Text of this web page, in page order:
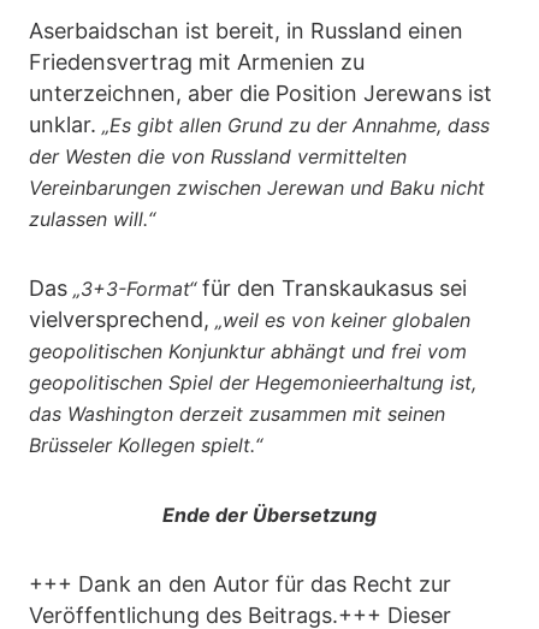
Aserbaidschan ist bereit, in Russland einen
Friedensvertrag mit Armenien zu
unterzeichnen, aber die Position Jerewans ist
unklar. „Es gibt allen Grund zu der Annahme, dass
der Westen die von Russland vermittelten
Vereinbarungen zwischen Jerewan und Baku nicht
zulassen will.“
Das „3+3-Format“für den Transkaukasus sei
vielversprechend, „weil es von keiner globalen
geopolitischen Konjunktur abhängt und frei vom
geopolitischen Spiel der Hegemonieerhaltung ist,
das Washington derzeit zusammen mit seinen
Brüsseler Kollegen spielt.“
Ende der Übersetzung
+++ Dank an den Autor für das Recht zur
Veröffentlichung des Beitrags.+++ Dieser